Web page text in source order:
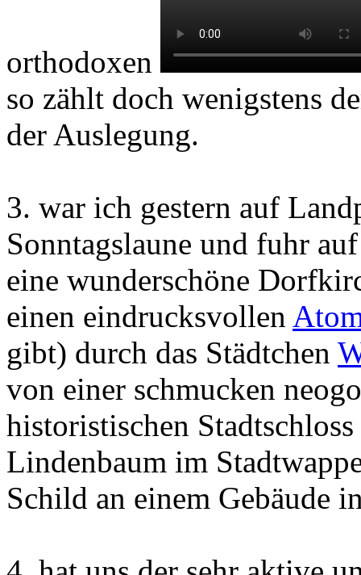
orthodoxen
so zählt doch wenigstens
der Auslegung.
3. war ich gestern auf
Sonntagslaune und fuhr
eine wunderschöne
einen eindrucksvollen
gibt) durch das Städtchen
von einer schmucken
historistischen
Lindenbaum im
Schild an einem Gebäude